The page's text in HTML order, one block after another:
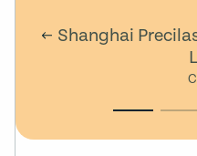
Shanghai